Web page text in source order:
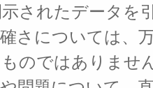
されたデータを
さについては、
のではありませ